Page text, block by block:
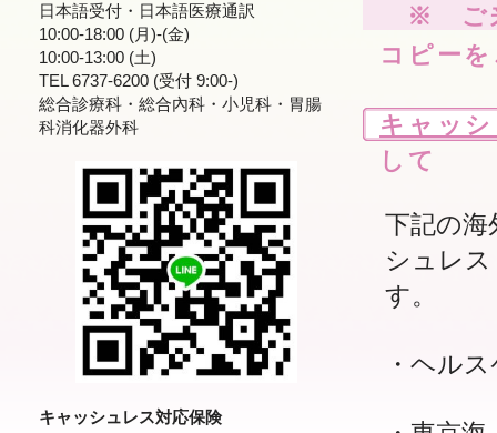
※ ご
コピー
キャッ
して
下記の海
シュレ
す。
・ヘル
日本語受付・日本語医療通訳
10:00-18:00 (月)-(金)
10:00-13:00 (土)
TEL 6737-6200 (受付 9:00-)
総合診療科・総合內科・小児科・胃腸
科消化器外科
キャッシュレス対応保険